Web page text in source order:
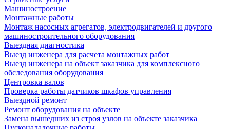
Машиностроение
Монтажные работы
Монтаж насосных агрегатов, электродвигателей и другого
машиностроительного оборудования
Выездная диагностика
Выезд инженера для расчета монтажных работ
Выезд инженера на объект заказчика для комплексного
обследования оборудования
Центровка валов
Проверка работы датчиков шкафов управления
Выездной ремонт
Ремонт оборудования на объекте
Замена вышедших из строя узлов на объекте заказчика